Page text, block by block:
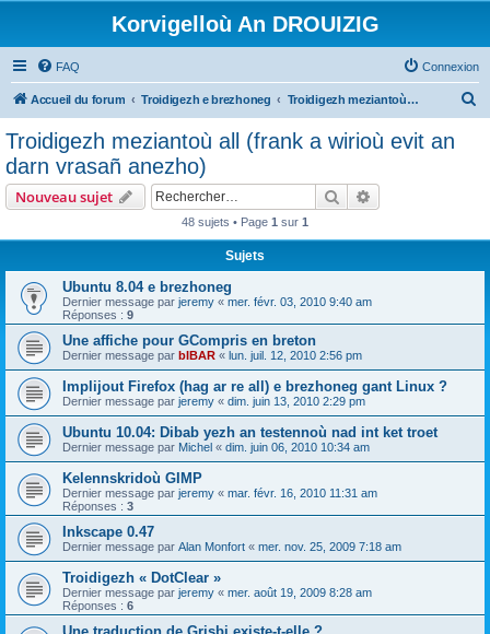
Korvigelloù An DROUIZIG
FAQ Connexion
Accueil du forum Troidigezh e brezhoneg Troidigezh meziantoù all (frank a wirioù evit an darn vrasañ anezho)
Troidigezh meziantoù all (frank a wirioù evit an
darn vrasañ anezho)
Nouveau sujet Rechercher
48 sujets • Page 1 sur 1
Sujets
Ubuntu 8.04 e brezhoneg
Dernier message par jeremy « mer. févr. 03, 2010 9:40 am
Réponses : 9
Une affiche pour GCompris en breton
Dernier message par bIBAR « lun. juil. 12, 2010 2:56 pm
Implijout Firefox (hag ar re all) e brezhoneg gant Linux ?
Dernier message par jeremy « dim. juin 13, 2010 2:29 pm
Ubuntu 10.04: Dibab yezh an testennoù nad int ket troet
Dernier message par Michel « dim. juin 06, 2010 10:34 am
Kelennskridoù GIMP
Dernier message par jeremy « mar. févr. 16, 2010 11:31 am
Réponses : 3
Inkscape 0.47
Dernier message par Alan Monfort « mer. nov. 25, 2009 7:18 am
Troidigezh « DotClear »
Dernier message par jeremy « mer. août 19, 2009 8:28 am
Réponses : 6